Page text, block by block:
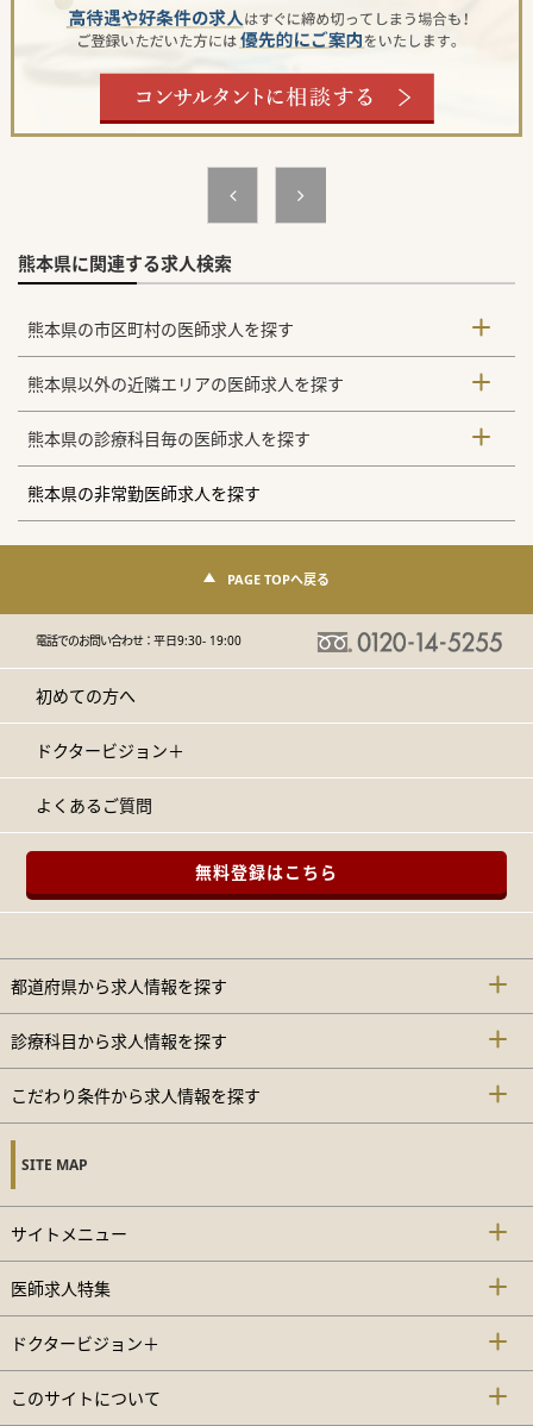
熊本県に関連する求人検索
熊本県の市区町村の医師求人を探す
熊本県以外の近隣エリアの医師求人を探す
熊本県の診療科目毎の医師求人を探す
熊本県の非常勤医師求人を探す
PAGE TOPへ戻る
電話でのお問い合わせ：平日9:30- 19:00
初めての方へ
ドクタービジョン＋
よくあるご質問
無料登録はこちら
都道府県から求人情報を探す
診療科目から求人情報を探す
こだわり条件から求人情報を探す
SITE MAP
サイトメニュー
医師求人特集
ドクタービジョン＋
このサイトについて